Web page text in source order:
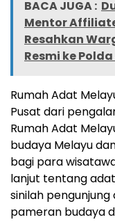
BACA JUGA :
Mentor
Resahkan
Resmi ke
Rumah Adat
Pusat dari
Rumah Adat
budaya Melayu
bagi para
lanjut tentang
sinilah
pameran budaya